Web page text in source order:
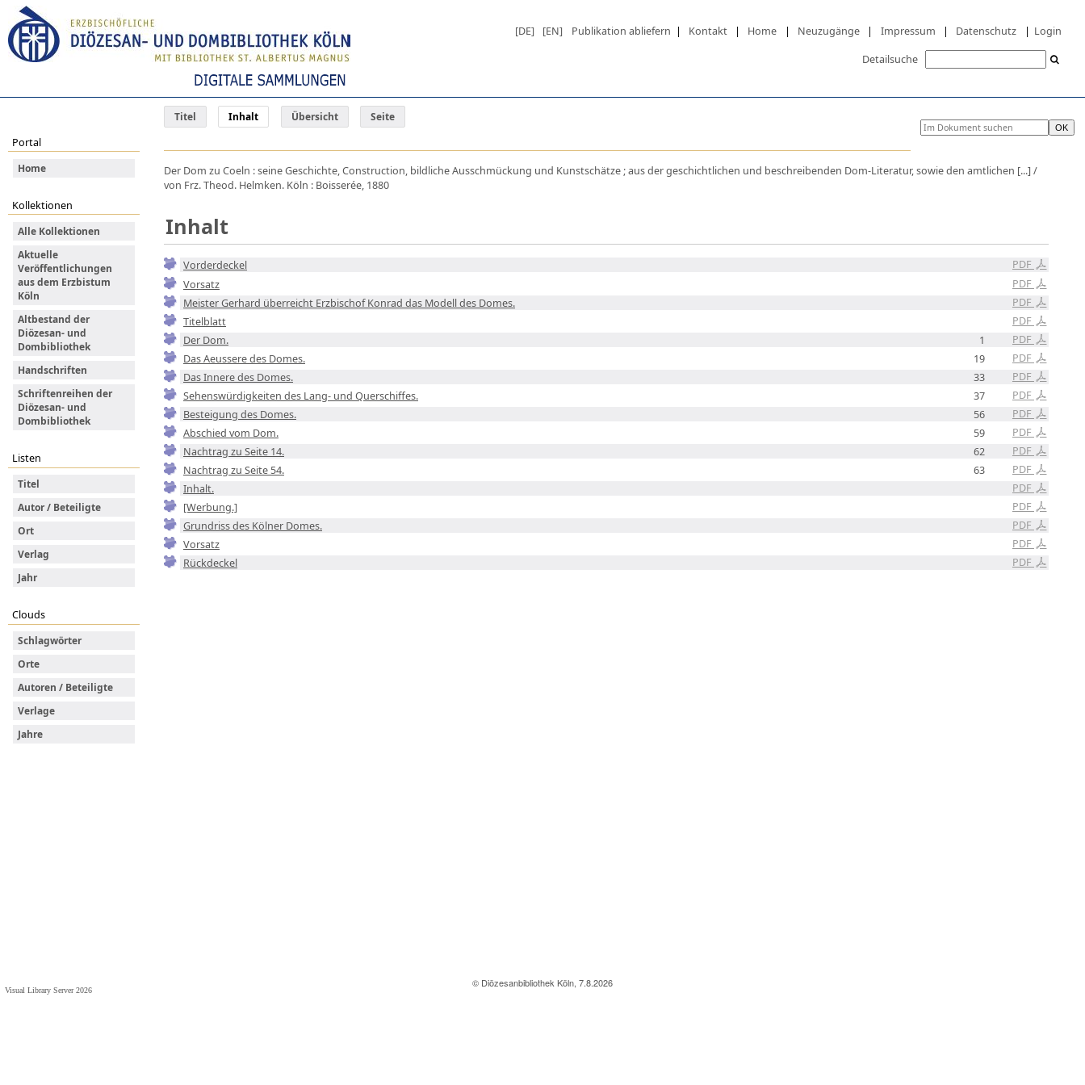
© Diözesanbibliothek Köln, 7.8.2026
Visual Library Server 2026
[DE] [EN] Publikation abliefern | Kontakt | Home | Neuzugänge | Impressum | Datenschutz | Login
Detailsuche
Titel Inhalt Übersicht Seite
Portal
Home
Kollektionen
Alle Kollektionen
Aktuelle
Veröffentlichungen
aus dem Erzbistum
Köln
Altbestand der
Diözesan- und
Dombibliothek
Handschriften
Schriftenreihen der
Diözesan- und
Dombibliothek
Listen
Titel
Autor / Beteiligte
Ort
Verlag
Jahr
Clouds
Schlagwörter
Orte
Autoren / Beteiligte
Verlage
Jahre
Der Dom zu Coeln : seine Geschichte, Construction, bildliche Ausschmückung und Kunstschätze ; aus der geschichtlichen und beschreibenden Dom-Literatur, sowie den amtlichen [...] /
von Frz. Theod. Helmken. Köln : Boisserée, 1880
Inhalt
PDF
Vorderdeckel
PDF
Vorsatz
PDF
Meister Gerhard überreicht Erzbischof Konrad das Modell des Domes.
PDF
Titelblatt
PDF
1
Der Dom.
PDF
19
Das Aeussere des Domes.
PDF
33
Das Innere des Domes.
PDF
37
Sehenswürdigkeiten des Lang- und Querschiffes.
PDF
56
Besteigung des Domes.
PDF
59
Abschied vom Dom.
PDF
62
Nachtrag zu Seite 14.
PDF
63
Nachtrag zu Seite 54.
PDF
Inhalt.
PDF
[Werbung.]
PDF
Grundriss des Kölner Domes.
PDF
Vorsatz
PDF
Rückdeckel